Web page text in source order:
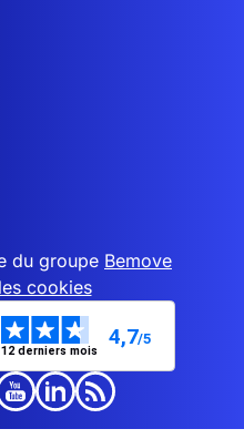
du groupe Bemove
cookies
derniers mois
4,7/5